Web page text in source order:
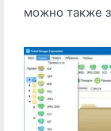
можно также